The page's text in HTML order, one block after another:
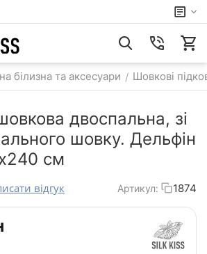
білизна та аксесуари / Шовкові
двоспальна, зі
шовку. Дельфін
см
відгук Артикул: 1874